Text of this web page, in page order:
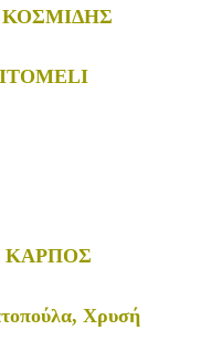
ΚΟΣΜΙΔΗΣ
ΚΑΡΠΟΣ
Χρυσή